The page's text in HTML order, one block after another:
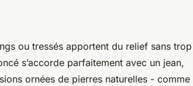
ou tressés apportent du relief sans trop
s’accorde parfaitement avec un jean,
ornées de pierres naturelles - comme